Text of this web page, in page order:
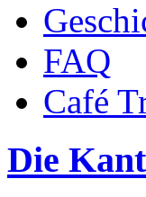
FAQ
Café
Die